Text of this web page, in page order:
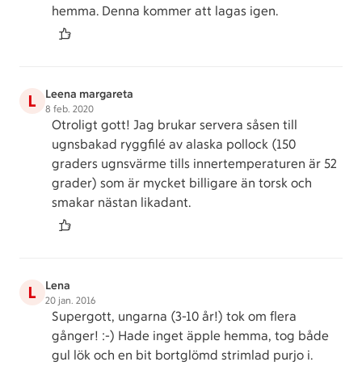
hemma. Denna kommer att lagas igen.
L Leena margareta
8 feb. 2020
Otroligt gott! Jag brukar servera såsen till
ugnsbakad ryggfilé av alaska pollock (150
graders ugnsvärme tills innertemperaturen är 52
grader) som är mycket billigare än torsk och
smakar nästan likadant.
L Lena
20 jan. 2016
Supergott, ungarna (3-10 år!) tok om flera
gånger! :-) Hade inget äpple hemma, tog både
gul lök och en bit bortglömd strimlad purjo i.